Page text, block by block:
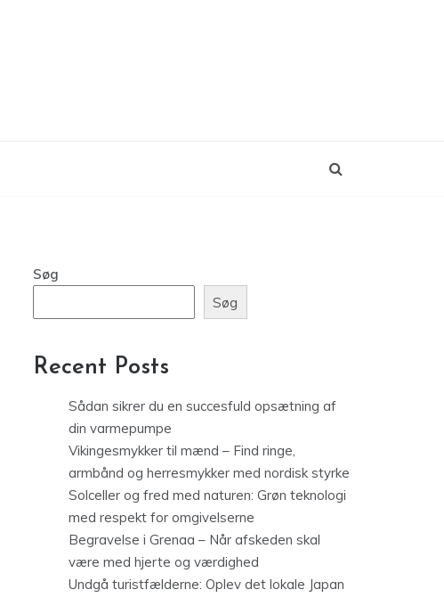
Søg
Søg
Recent Posts
Sådan sikrer du en succesfuld opsætning af
din varmepumpe
Vikingesmykker til mænd – Find ringe,
armbånd og herresmykker med nordisk styrke
Solceller og fred med naturen: Grøn teknologi
med respekt for omgivelserne
Begravelse i Grenaa – Når afskeden skal
være med hjerte og værdighed
Undgå turistfælderne: Oplev det lokale Japan